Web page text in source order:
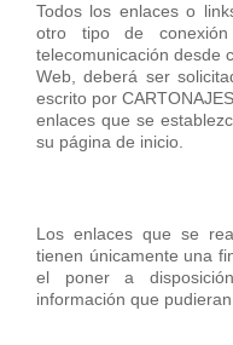
Todos los enlaces o
otro tipo de
telecomunicación desde
Web, deberá ser
escrito por
enlaces que se
su página de inicio.
Los enlaces que se
tienen únicamente una
el poner a
información que